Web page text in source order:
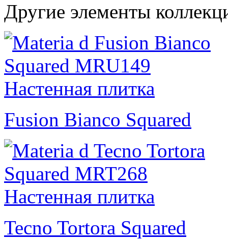
Другие элементы
Fusion Bianco Squared
Tecno Tortora Squared